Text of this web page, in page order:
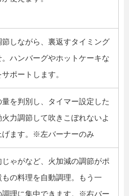
節しながら、裏返すタイミング
。ハンバーグやホットケーキな
ポートします。
を判別し、タイマー設定した
力調節して吹きこぼれないよ
げます。※左バーナーのみ
ゃがなど、火加減の調節がポ
もの料理を自動調理。もう一
調理に集中できます。※右バー